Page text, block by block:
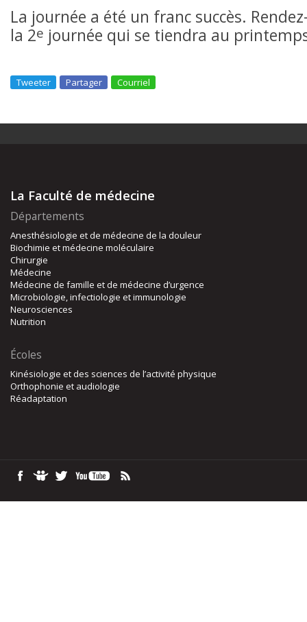
La journée a été un franc succès.
la 2e journée qui se tiendra au
Tweeter Partager Courriel
La Faculté de médecine
Départements
Anesthésiologie et de médecine de la douleur
Biochimie et médecine moléculaire
Chirurgie
Médecine
Médecine de famille et de médecine d’urgence
Microbiologie, infectiologie et immunologie
Neurosciences
Nutrition
Écoles
Kinésiologie et des sciences de l’activité physique
Orthophonie et audiologie
Réadaptation